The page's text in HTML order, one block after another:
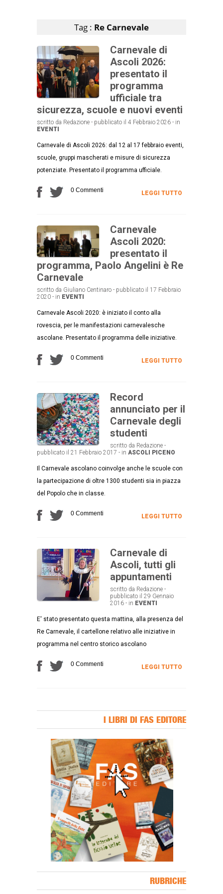
Tag : Re Carnevale
Carnevale di
Ascoli 2026:
presentato il
programma
ufficiale tra
sicurezza, scuole e nuovi eventi
scritto da Redazione - pubblicato il 4 Febbraio 2026 - in
EVENTI
Carnevale di Ascoli 2026: dal 12 al 17 febbraio eventi,
scuole, gruppi mascherati e misure di sicurezza
potenziate. Presentato il programma ufficiale.
0 Commenti LEGGI TUTTO
Carnevale
Ascoli 2020:
presentato il
programma, Paolo Angelini è Re
Carnevale
scritto da Giuliano Centinaro - pubblicato il 17 Febbraio
2020 - in EVENTI
Carnevale Ascoli 2020: è iniziato il conto alla
rovescia, per le manifestazioni carnevalesche
ascolane. Presentato il programma delle iniziative.
0 Commenti LEGGI TUTTO
Record
annunciato per il
Carnevale degli
studenti
scritto da Redazione -
pubblicato il 21 Febbraio 2017 - in ASCOLI PICENO
Il Carnevale ascolano coinvolge anche le scuole con
la partecipazione di oltre 1300 studenti sia in piazza
del Popolo che in classe.
0 Commenti LEGGI TUTTO
Carnevale di
Ascoli, tutti gli
appuntamenti
scritto da Redazione -
pubblicato il 29 Gennaio
2016 - in EVENTI
E' stato presentato questa mattina, alla presenza del
Re Carnevale, il cartellone relativo alle iniziative in
programma nel centro storico ascolano
0 Commenti LEGGI TUTTO
I LIBRI DI FAS EDITORE
RUBRICHE